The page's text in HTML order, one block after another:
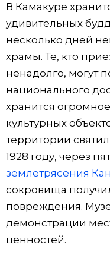
В Камакуре
удивительных
несколько дней
храмы. Те, кто
ненадолго, могут
национального
хранится
культурных
территории
1928 году, через
землетрясения
сокровища
повреждения.
демонстрации
ценностей.